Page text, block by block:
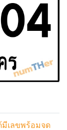
มีเลขพร้อมจด